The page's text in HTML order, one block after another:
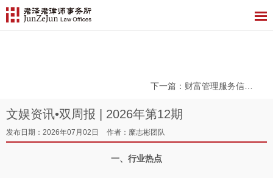
下一篇 ：财富管理服务信托：境外保险与境内信托衔接（上篇）——资金出境路径与2026年监管新规
文娱资讯•双周报 | 2026年第12期
发布日期：2026年07月02日 作者：糜志彬团队
一、行业热点